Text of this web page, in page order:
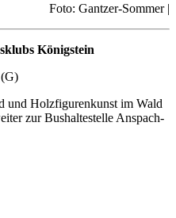
Foto: Gantzer-Sommer |
Königstein
und Holzfigurenkunst im Wald
zur Bushaltestelle Anspach-